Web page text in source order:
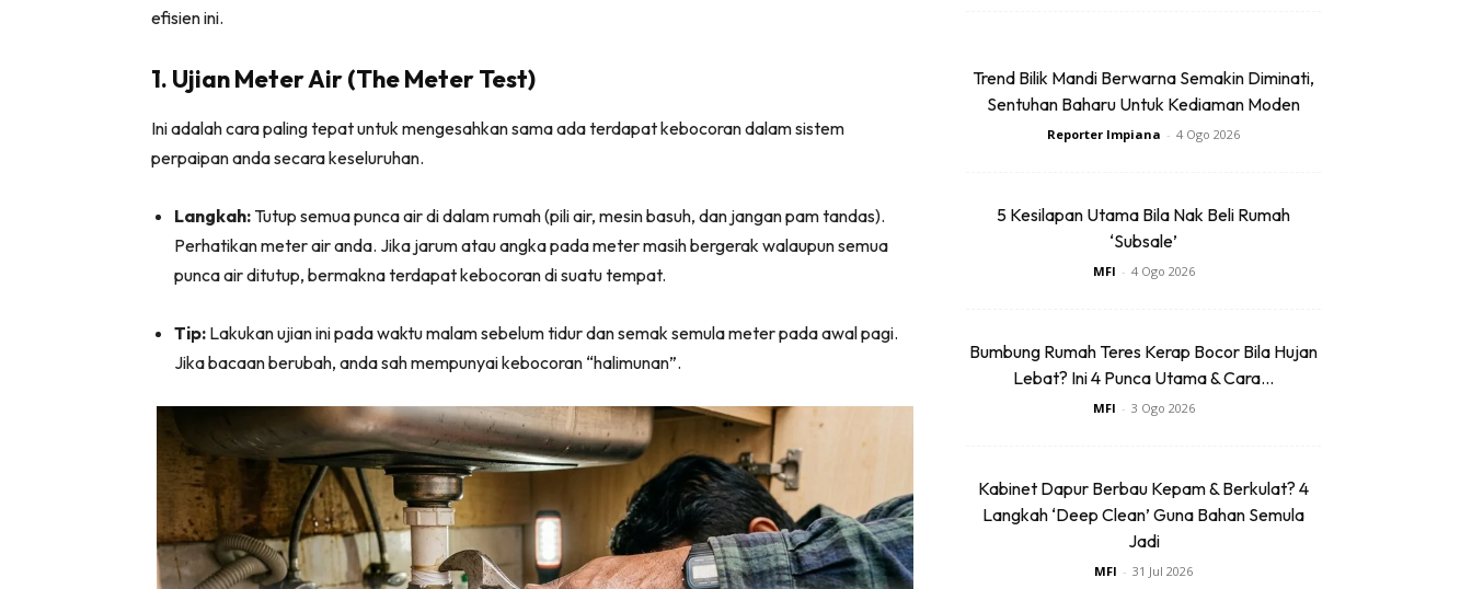
Kafe
High Rise
Beli Di Mana
Buat Sendiri
Ilham Impiana
Casa Impiana
Impiana MakeOver
Lahar Dekor
Sembang Dekor
Tip Impiana
efisien ini.
1. Ujian Meter Air (The Meter Test)
Ini adalah cara paling tepat untuk mengesahkan sama ada terdapat kebocoran dalam sistem
perpaipan anda secara keseluruhan.
Langkah: Tutup semua punca air di dalam rumah (pili air, mesin basuh, dan jangan pam tandas).
Perhatikan meter air anda. Jika jarum atau angka pada meter masih bergerak walaupun semua
punca air ditutup, bermakna terdapat kebocoran di suatu tempat.
Tip: Lakukan ujian ini pada waktu malam sebelum tidur dan semak semula meter pada awal pagi.
Jika bacaan berubah, anda sah mempunyai kebocoran “halimunan”.
Trend Bilik Mandi Berwarna Semakin Diminati,
Sentuhan Baharu Untuk Kediaman Moden
Reporter Impiana - 4 Ogo 2026
5 Kesilapan Utama Bila Nak Beli Rumah
‘Subsale’
MFI - 4 Ogo 2026
Bumbung Rumah Teres Kerap Bocor Bila Hujan
Lebat? Ini 4 Punca Utama & Cara...
MFI - 3 Ogo 2026
Kabinet Dapur Berbau Kepam & Berkulat? 4
Langkah ‘Deep Clean’ Guna Bahan Semula
Jadi
MFI - 31 Jul 2026